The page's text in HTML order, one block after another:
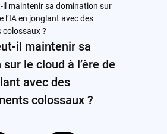
il maintenir sa
le cloud à l’ère de
avec des
colossaux ?